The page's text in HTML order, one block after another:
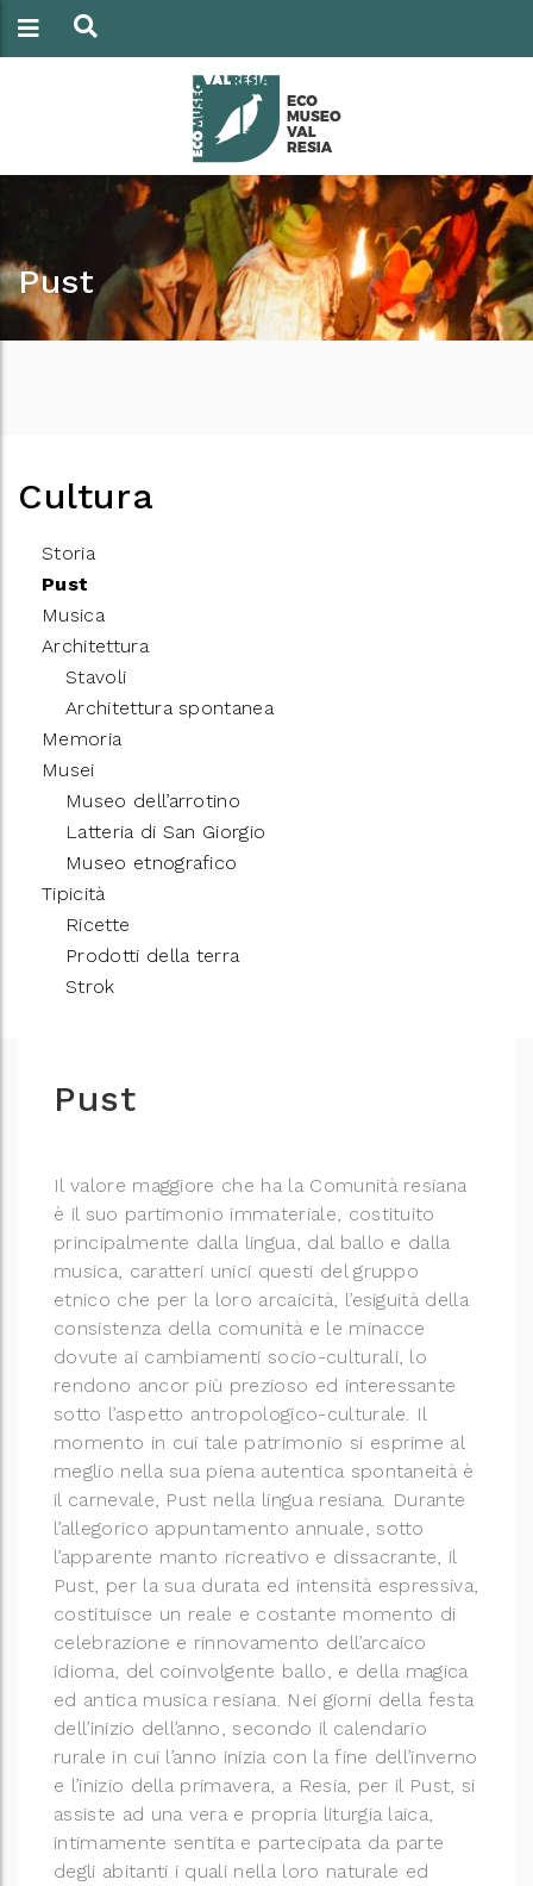
Pust
Cultura
Storia
Pust
Musica
Architettura
Stavoli
Architettura spontanea
Memoria
Musei
Museo dell’arrotino
Latteria di San Giorgio
Museo etnografico
Tipicità
Ricette
Prodotti della terra
Strok
Pust
Il valore maggiore che ha la Comunità resiana
è il suo partimonio immateriale, costituito
principalmente dalla lingua, dal ballo e dalla
musica, caratteri unici questi del gruppo
etnico che per la loro arcaicità, l’esiguità della
consistenza della comunità e le minacce
dovute ai cambiamenti socio-culturali, lo
rendono ancor più prezioso ed interessante
sotto l’aspetto antropologico-culturale. Il
momento in cui tale patrimonio si esprime al
meglio nella sua piena autentica spontaneità è
il carnevale, Pust nella lingua resiana. Durante
l’allegorico appuntamento annuale, sotto
l’apparente manto ricreativo e dissacrante, il
Pust, per la sua durata ed intensità espressiva,
costituisce un reale e costante momento di
celebrazione e rinnovamento dell’arcaico
idioma, del coinvolgente ballo, e della magica
ed antica musica resiana. Nei giorni della festa
dell’inizio dell’anno, secondo il calendario
rurale in cui l’anno inizia con la fine dell’inverno
e l’inizio della primavera, a Resia, per il Pust, si
assiste ad una vera e propria liturgia laica,
intimamente sentita e partecipata da parte
degli abitanti i quali nella loro naturale ed